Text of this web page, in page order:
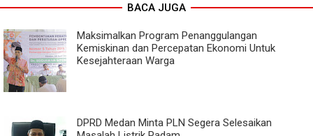
BACA JUGA
Maksimalkan Program Penanggulangan
Kemiskinan dan Percepatan Ekonomi Untuk
Kesejahteraan Warga
DPRD Medan Minta PLN Segera Selesaikan